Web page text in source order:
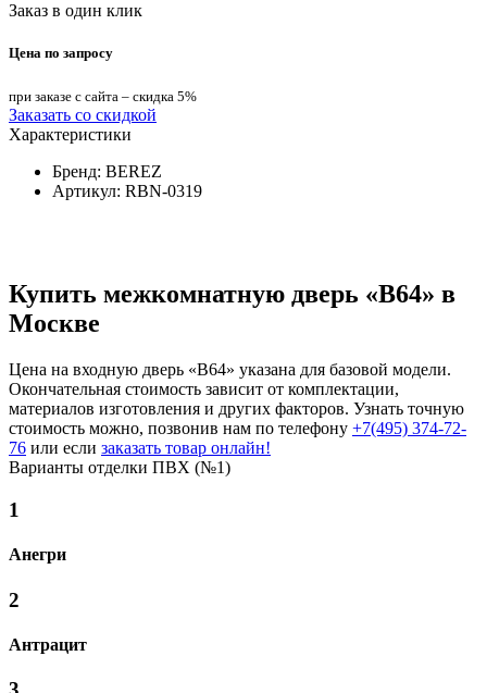
Заказ в один клик
Цена по запросу
при заказе с сайта – скидка 5%
Заказать со скидкой
Характеристики
Бренд: BEREZ
Артикул: RBN-0319
Купить межкомнатную дверь «B64» в
Москве
Цена на входную дверь «B64» указана для базовой модели.
Окончательная стоимость зависит от комплектации,
материалов изготовления и других факторов. Узнать точную
стоимость можно, позвонив нам по телефону +7(495) 374-72-
76 или если заказать товар онлайн!
Варианты отделки ПВХ (№1)
1
Анегри
2
Антрацит